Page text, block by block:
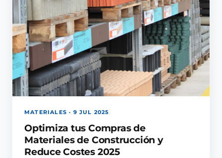
MATERIALES · 9 JUL 2025
Optimiza tus Compras de
Materiales de Construcción y
Reduce Costes 2025